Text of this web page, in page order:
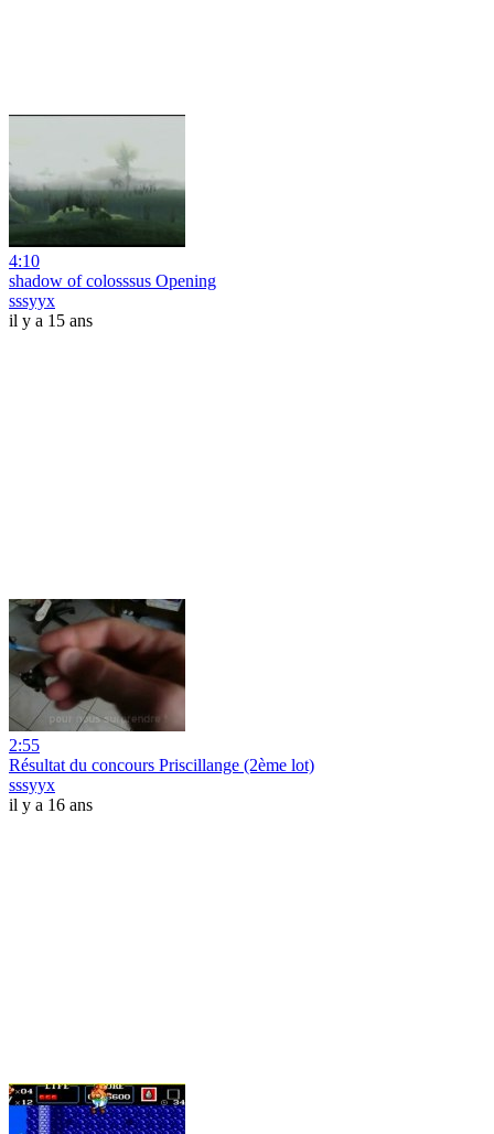
4:10
shadow of colosssus Opening
sssyyx
il y a 15 ans
2:55
Résultat du concours Priscillange (2ème lot)
sssyyx
il y a 16 ans